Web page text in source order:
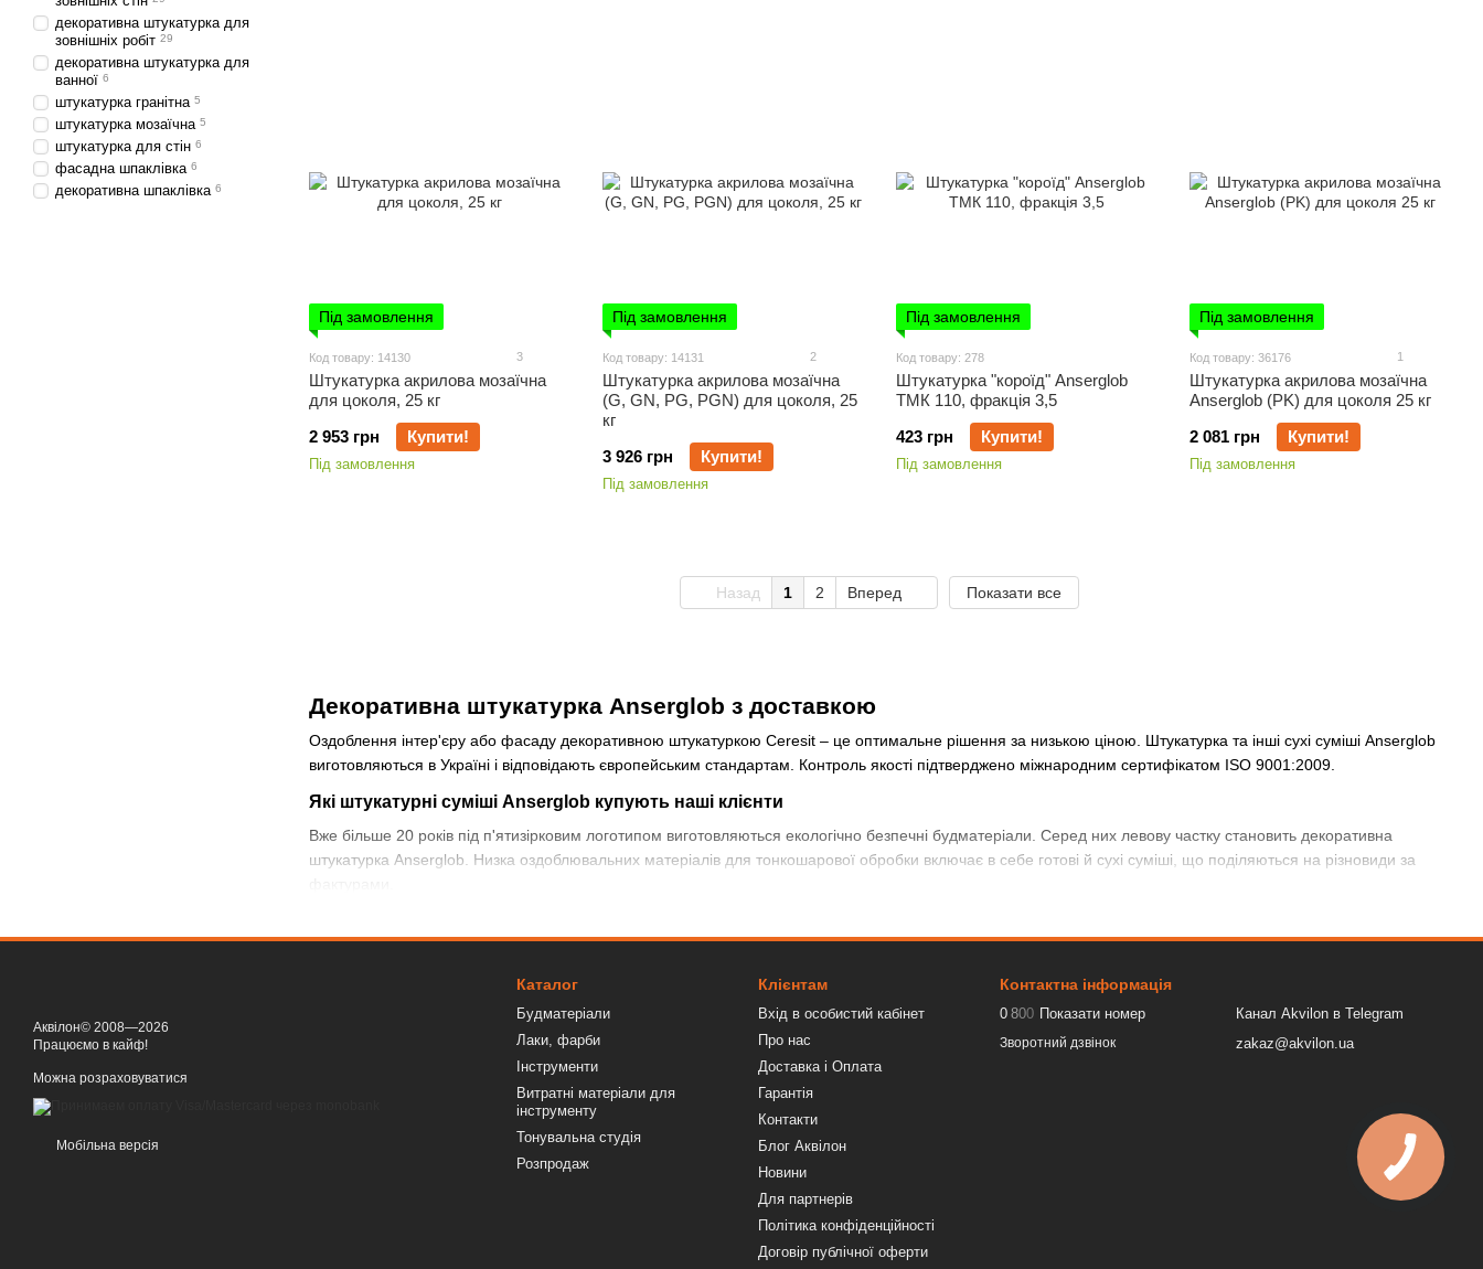
Декоративна штукатурка Anserglob з доставкою
Оздоблення інтер'єру або фасаду декоративною штукатуркою Ceresit – це оптимальне рішення за низькою ціною. Штукатурка та інші сухі суміші Anserglob
виготовляються в Україні і відповідають європейським стандартам. Контроль якості підтверджено міжнародним сертифікатом ISO 9001:2009.
Які штукатурні суміші Anserglob купують наші клієнти
Вже більше 20 років під п'ятизірковим логотипом виготовляються екологічно безпечні будматеріали. Серед них левову частку становить декоративна
штукатурка Anserglob. Низка оздоблювальних матеріалів для тонкошарової обробки включає в себе готові й сухі суміші, що поділяються на різновиди за
Полімерцементні суміші в мішках відрізняються порівняно низькою ціною. Але щоб приготувати еластичний однорідний розчин, слід дотримуватися правил,
Готовий оштукатурений фасад з продукцією Anserglob відрізняється:
стійкістю до пошкоджень;
Під замовлення
Код товару: 14130 3
Штукатурка акрилова мозаїчна
для цоколя, 25 кг
2 953 грн
Купити!
Під замовлення
Під замовлення
Код товару: 14131 2
Штукатурка акрилова мозаїчна
(G, GN, PG, PGN) для цоколя, 25
кг
3 926 грн
Купити!
Під замовлення
Під замовлення
Код товару: 278
Штукатурка "короїд" Anserglob
ТМК 110, фракція 3,5
423 грн
Купити!
Під замовлення
Під замовлення
Код товару: 36176 1
Штукатурка акрилова мозаїчна
Anserglob (PK) для цоколя 25 кг
2 081 грн
Купити!
Під замовлення
Назад 1 2 Вперед Показати все
декоративна штукатурка для
зовнішніх робіт 29
декоративна штукатурка для
ванної 6
штукатурка гранітна 5
штукатурка мозаїчна 5
штукатурка для стін 6
фасадна шпаклівка 6
декоративна шпаклівка 6
Аквілон© 2008—2026
Працюємо в кайф!
Можна розраховуватися
Мобільна версія
Каталог
Будматеріали
Лаки, фарби
Інструменти
Витратні матеріали для
інструменту
Тонувальна студія
Розпродаж
Клієнтам
Вхід в особистий кабінет
Про нас
Доставка і Оплата
Гарантія
Контакти
Блог Аквілон
Новини
Для партнерів
Політика конфіденційності
Договір публічної оферти
Контактна інформація
0 800 Показати номер
Зворотний дзвінок
Канал Akvilon в Telegram
zakaz@akvilon.ua